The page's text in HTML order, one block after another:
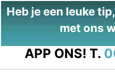
Heb je een leuke
met ons
APP ONS! T.